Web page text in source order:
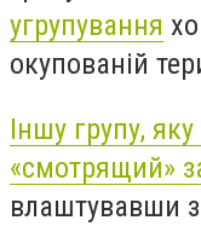
угрупування
окупованій
Іншу групу,
«смотрящий»
влаштувавши